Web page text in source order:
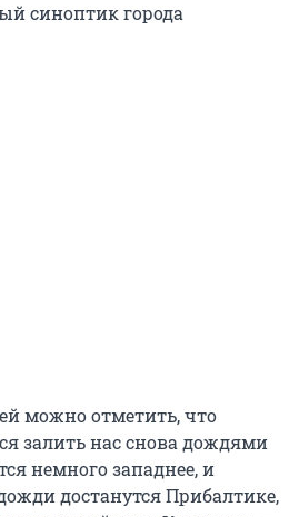
синоптик города
можно отметить, что
залить нас снова дождями
немного западнее, и
достанутся Прибалтике,